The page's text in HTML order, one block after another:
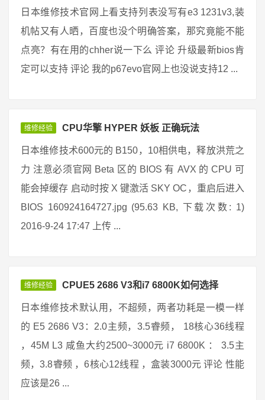
日本维修技术官网上看支持列表没写有e3 1231v3,装
机帖又有人晒，百度也没个明确答案，那究竟能不能
点亮？有在用的chher说一下么 评论 升级最新bios肯
定可以支持 评论 我的p67evo官网上也没说支持12 ...
维修经验 CPU华擎 HYPER 妖板 正确玩法
日本维修技术600元的 B150，10相供电，释放洪荒之
力 注意必须官网 Beta 区的 BIOS 有 AVX 的 CPU 可
能会掉缓存 启动时按 X 键激活 SKY OC，重启后进入
BIOS 160924164727.jpg (95.63 KB, 下载次数: 1)
2016-9-24 17:47 上传 ...
维修经验 CPUE5 2686 V3和i7 6800K如何选择
日本维修技术默认用，不超频，两者功耗是一模一样
的 E5 2686 V3：2.0主频，3.5睿频， 18核心36线程
，45M L3 咸鱼大约2500~3000元 i7 6800K ： 3.5主
频，3.8睿频 ，6核心12线程 ，盒装3000元 评论 性能
应该是26 ...